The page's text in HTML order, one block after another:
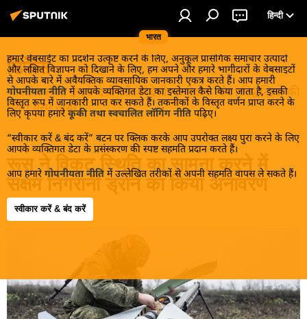
भारत
हिन्दी
हमारे वेबसाईट का प्रदर्शन उत्कृष्ट करने के लिए, अनुकूल प्रासंगिक समाचार उत्पादों
और लक्षित विज्ञापन को दिखाने के लिए, हम अपने और हमारे भागीदारों के वेबसाइटों
से आपके बारे में अवैयक्तिक व्यावसायिक जानकारी एकत्र करते हैं। आप हमारी
गोपनीयता नीति में आपके व्यक्तिगत डेटा का इस्तेमाल कैसे किया जाता है, इसकी
विस्तृत रूप में जानकारी प्राप्त कर सकते हैं। तकनीकों के विस्तृत वर्णन प्राप्त करने के
लिए कृपया हमारे कूकी तथा स्वचालित लॉगिंग नीति पढ़िए।
“स्वीकार करें & बंद करें” बटन पर क्लिक करके आप उपरोक्त लक्ष्य पुरा करने के लिए
आपके व्यक्तिगत डेटा के प्रसंस्करण की स्पष्ट सहमति प्रदान करते हैं।
आप हमारे गोपनीयता नीति में उल्लेखित तरीकों से अपनी सहमति वापस ले सकते हैं।
स्वीकार करें & बंद करें
डिफेंस
भारतीय सेना, इसके देशी और विदेशी भागीदारों और प्रतिद्वन्द्वियों की
गरमा गरम खबरें।
रूस ने विकट स्थिति का सामना करने में
सक्षम निगरानी ड्रोन का किया अनावरण
16:07 15.06.2026